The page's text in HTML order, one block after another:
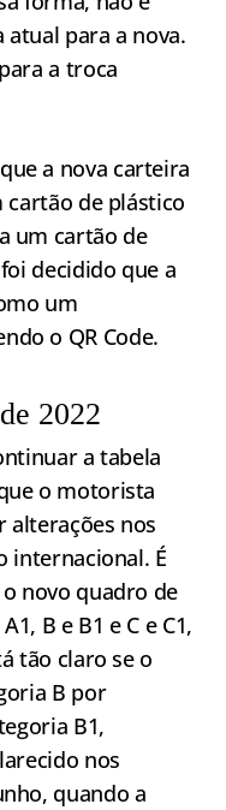
para a nova.
a troca
a nova carteira
cartão de plástico
um cartão de
decidido que a
um
o QR Code.
2022
a tabela
o motorista
alterações nos
internacional. É
novo quadro de
B e B1 e C e C1,
tão claro se o
B por
B1,
nos
quando a